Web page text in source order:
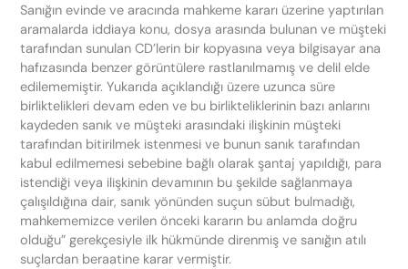
Sanığın evinde ve aracında mahkeme kararı üzerine yaptırılan
aramalarda iddiaya konu, dosya arasında bulunan ve müşteki
tarafından sunulan CD’lerin bir kopyasına veya bilgisayar ana
hafızasında benzer görüntülere rastlanılmamış ve delil elde
edilememiştir. Yukarıda açıklandığı üzere uzunca süre
birliktelikleri devam eden ve bu birlikteliklerinin bazı anlarını
kaydeden sanık ve müşteki arasındaki ilişkinin müşteki
tarafından bitirilmek istenmesi ve bunun sanık tarafından
kabul edilmemesi sebebine bağlı olarak şantaj yapıldığı, para
istendiği veya ilişkinin devamının bu şekilde sağlanmaya
çalışıldığına dair, sanık yönünden suçun sübut bulmadığı,
mahkememizce verilen önceki kararın bu anlamda doğru
olduğu” gerekçesiyle ilk hükmünde direnmiş ve sanığın atılı
suçlardan beraatine karar vermiştir.